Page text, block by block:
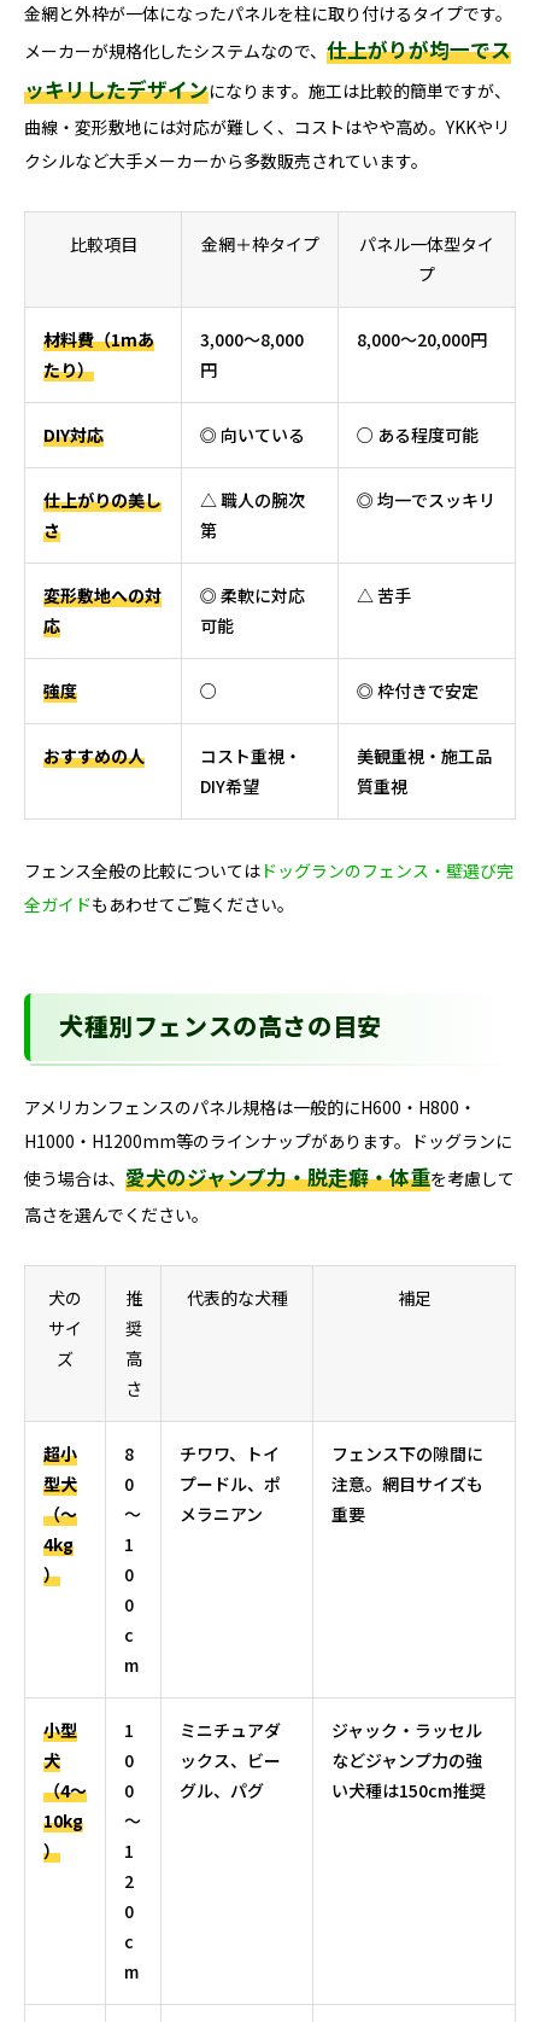
金網と外枠が一体になったパネルを柱に取り付けるタイプです。
メーカーが規格化したシステムなので、 仕上がりが均一でス
ッキリしたデザインになります。施工は比較的簡単ですが、
曲線・変形敷地には対応が難しく、コストはやや高め。YKKやリ
クシルなど大手メーカーから多数販売されています。
比較項目 金網＋枠タイプ
パネル一体型タイ
プ
材料費（1mあ
たり）
3,000〜8,000
円
8,000〜20,000円
DIY対応 ◎ 向いている ○ ある程度可能
仕上がりの美し
さ
△ 職人の腕次
第
◎ 均一でスッキリ
変形敷地への対
応
◎ 柔軟に対応
可能
△ 苦手
強度 ○ ◎ 枠付きで安定
おすすめの人
コスト重視・
DIY希望
美観重視・施工品
質重視
フェンス全般の比較については ドッグランのフェンス・壁選び完
全ガイドもあわせてご覧ください。
犬種別フェンスの高さの目安
アメリカンフェンスのパネル規格は一般的にH600・H800・
H1000・H1200mm等のラインナップがあります。ドッグランに
使う場合は、 愛犬のジャンプ力・脱走癖・体重を考慮して
高さを選んでください。
犬の
サイ
ズ
推
奨
高
さ
代表的な犬種 補足
超小
型犬
（〜
4kg
）
8
0
〜
1
0
0
c
m
チワワ、トイ
プードル、ポ
メラニアン
フェンス下の隙間に
注意。網目サイズも
重要
小型
犬
（4〜
10kg
）
1
0
0
〜
1
2
0
c
m
ミニチュアダ
ックス、ビー
グル、パグ
ジャック・ラッセル
などジャンプ力の強
い犬種は150cm推奨